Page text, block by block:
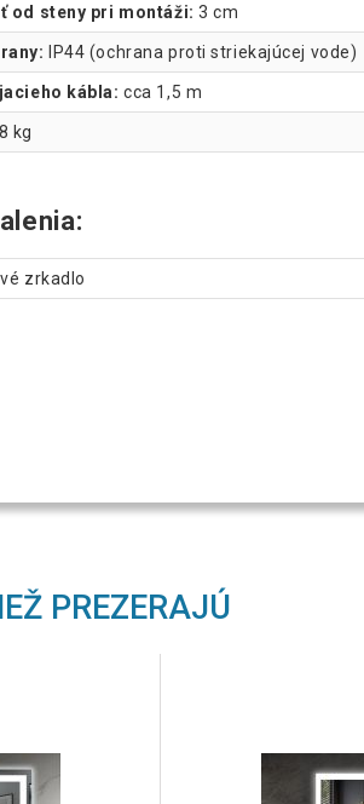
od steny pri montáži: 3 cm
IP44 (ochrana proti striekajúcej vode)
kábla: cca 1,5 m
kg
zrkadlo
PREZERAJÚ